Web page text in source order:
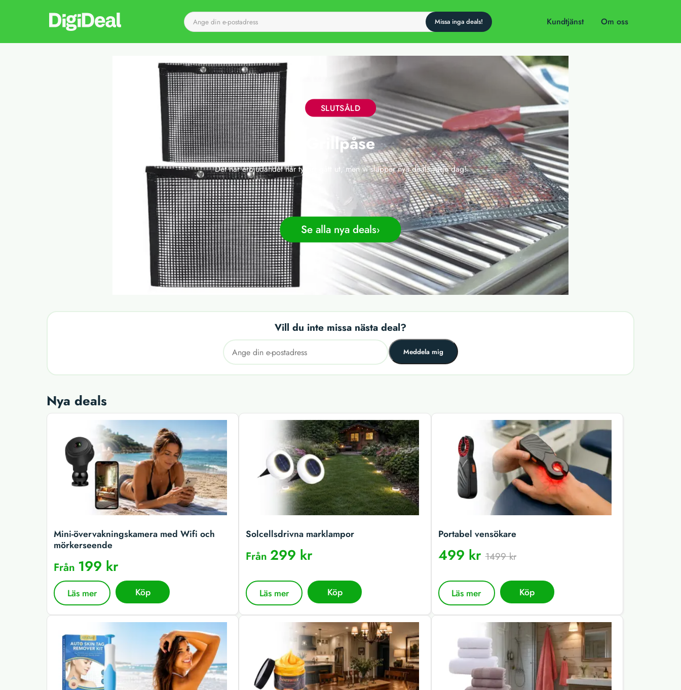
Till startsidan Kundtjänst Om oss
SLUTSÅLD
Grillpåse
Det här erbjudandet har tyvärr gått ut, men vi släpper nya deals varje dag!
Se alla nya deals
Vill du inte missa nästa deal?
Meddela mig
Nya deals
Mini-övervakningskamera med Wifi och
mörkerseende
Från 199 kr
Läs mer Köp
Solcellsdrivna marklampor
Från299 kr
Läs mer Köp
Portabel vensökare
499 kr1499 kr
Läs mer Köp